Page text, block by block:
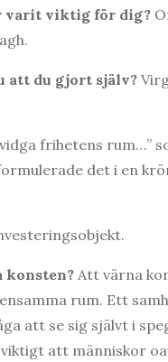
varit viktig för dig?
att du gjort själv?
frihetens rum…”
det i en
konsten? Att värna
rum. Ett
att se sig självt i
att människor